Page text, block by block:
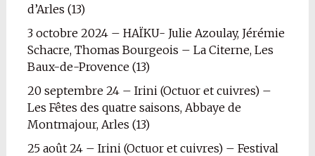
d’Arles (13)
3 octobre 2024 – HAÏKU- Julie Azoulay, Jérémie
Schacre, Thomas Bourgeois – La Citerne, Les
Baux-de-Provence (13)
20 septembre 24 – Irini (Octuor et cuivres) –
Les Fêtes des quatre saisons, Abbaye de
Montmajour, Arles (13)
25 août 24 – Irini (Octuor et cuivres) – Festival